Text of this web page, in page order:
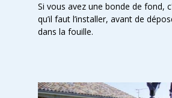
Si vous avez une bonde de fond,
qu’il faut l’installer, avant de
dans la fouille.